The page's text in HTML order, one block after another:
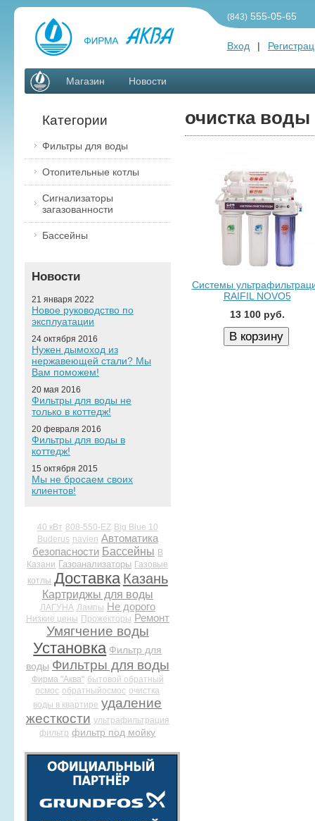
(843)555-05-65
Вход |
Магазин Новости
очистка воды
Системы
RAIFIL NOVO5
13 100 руб.
Категории
Фильтры для воды
Отопительные котлы
Сигнализаторы
загазованности
Бассейны
Новости
21 января 2022
Новое руководство по
эксплуатации
24 октября 2016
Нужен дымоход из
нержавеющей стали? Мы
Вам поможем!
20 мая 2016
Фильтры для воды не
только в коттедж!
20 февраля 2016
Фильтры для воды в
коттедж!
15 октября 2015
Мы не бросаем своих
клиентов!
40 кВт 808-550-EZ Big Blue 10
Buderus navien Автоматика
безопасности Бассейны В
Казани Газоанализаторы Газовые
котлы Доставка Казань
Картриджы для воды
ЛАГУНА Лампы Не дорого
Низкие цены Прожекторы Ремонт
Умягчение воды
Установка Фильтр для
воды Фильтры для воды
Фирма "Аква" бытовой обратный
осмос обратныйосмос очистка
воды в квартире удаление
жесткости ультрафильтрация
фильтр фильтр под мойку